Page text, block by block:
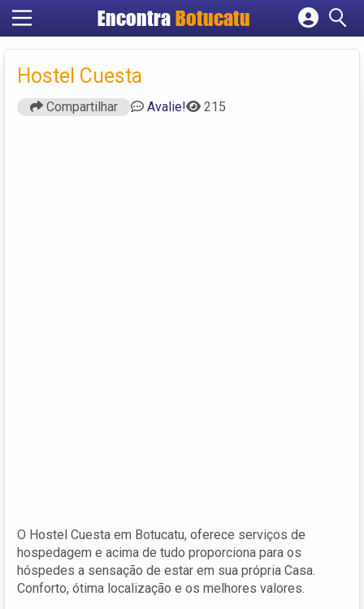
EncontraBotucatu
Cadastrar empresa
Hostel Cuesta
Compartilhar Avalie! 215
O Hostel Cuesta em Botucatu, oferece serviços de
hospedagem e acima de tudo proporciona para os
hóspedes a sensação de estar em sua própria Casa.
Conforto, ótima localização e os melhores valores.